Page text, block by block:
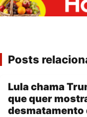
Posts
Lula chama
que quer
desmatamento